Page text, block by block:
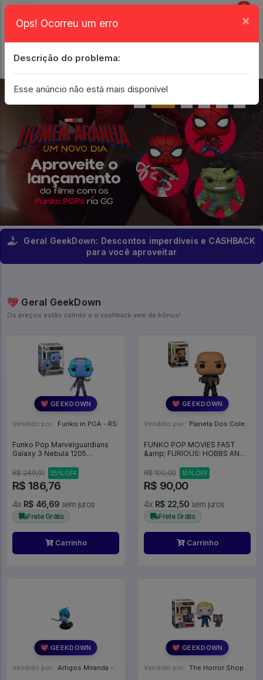
0
Geral GeekDown: Descontos imperdíveis e CASHBACK
para você aproveitar
💖 Geral GeekDown
Os preços estão caindo e o cashback vem de bônus!
💖 GEEKDOWN
Vendido por: Funko in POA - RS
Funko Pop Marvelguardians
Galaxy 3 Nebula 1205
R$ 249,01 25% OFF
R$ 186,76
4x R$ 46,69 sem juros
Frete Grátis
Carrinho
💖 GEEKDOWN
Vendido por: Planeta Dos Colecionaveis - SP
FUNKO POP MOVIES FAST
&amp; FURIOUS: HOBBS AND
Movies #921
R$ 100,00 10% OFF
R$ 90,00
4x R$ 22,50 sem juros
Frete Grátis
Carrinho
💖 GEEKDOWN
Vendido por: Artigos Miranda - RJ
💖 GEEKDOWN
Vendido por: The Horror Shop - Colecionáveis - MG
Ops! Ocorreu um erro ×
Descrição do problema:
Esse anúncio não está mais disponível